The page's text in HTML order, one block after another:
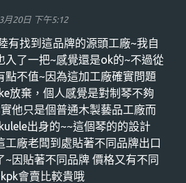
月20日 下午5:12
有找到這品牌的源頭工廠~我自
入了一把~感覺還是ok的~不過從
點不值~因為這加工廠確實問題
放棄，個人感覺是對制琴不夠
他只是個普通木製藝品工廠而
出身的~~這個琴的的設計
工廠老闆到處貼著不同品牌出口
~因貼著不同品牌 價格又有不同
會賣比較貴哦